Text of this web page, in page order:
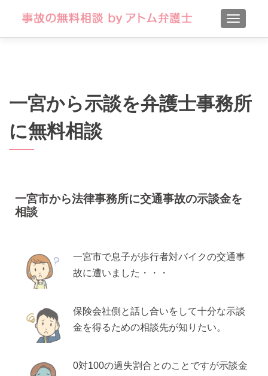
一宮から示談を弁護士事務所
に無料相談
一宮市から法律事務所に交通事故の示談金を
相談
一宮市で息子が歩行者対バイクの交通事
故に遭いました・・・
保険会社側と話し合いをして十分な示談
金を得るための相談先が知りたい。
0対100の過失割合とのことですが示談金